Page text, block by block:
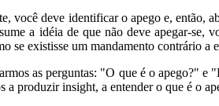
você deve identificar o apego e, então,
a idéia de que não deve apegar-se,
se existisse um mandamento contrário a
as perguntas: "O que é o apego?" e
a produzir insight, a entender o que é o